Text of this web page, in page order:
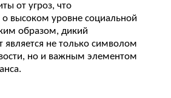
от угроз, что
о высоком уровне социальной
образом, дикий
является не только символом
но и важным элементом